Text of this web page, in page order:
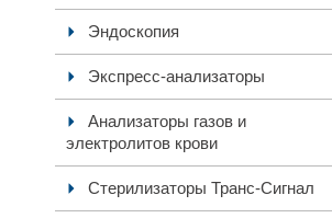
Эндоскопия
Экспресс-анализаторы
Анализаторы газов и
электролитов крови
Стерилизаторы Транс-Сигнал